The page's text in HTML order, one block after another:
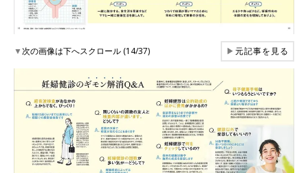
▼次の画像は下へスクロール (14/37) ▶元記事を見る